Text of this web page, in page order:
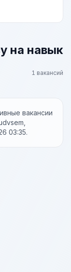
на навык
1 вакансий
вакансии
03:35.